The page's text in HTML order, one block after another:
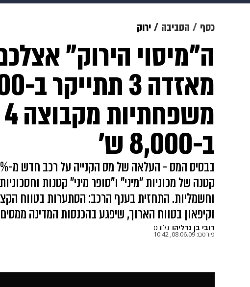
מוזיקה
דיגיטל גאווה ויוה משפט תשעה
כסף הסביבה ירוק
ה"מיסוי הירוק"
ב-8,000 ש'
קטנה של מכוניות "מיני" ו"סופר מיני" קטנות
וחשמליות. התחזית בענף הרכב: הסתערות בטווח
וקיפאון בטווח הארוך, שיפגע בהכנסות המדינה ממסים
דובי בן גדליהו גלובס
פורסם: 08.06.09, 10:42